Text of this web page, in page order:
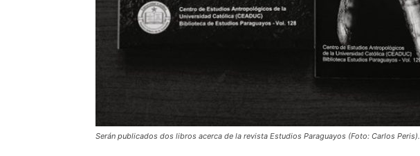
Serán publicados dos libros acerca de la revista Estudios Paraguayos (Foto: Carlos Peris).